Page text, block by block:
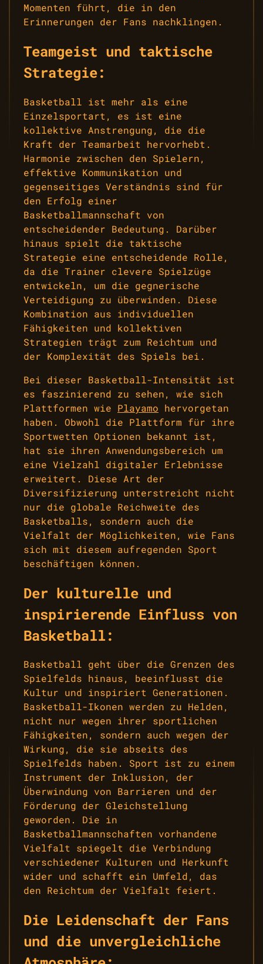
Momenten führt, die in den
Erinnerungen der Fans nachklingen.
Teamgeist und taktische
Strategie:
Basketball ist mehr als eine
Einzelsportart, es ist eine
kollektive Anstrengung, die die
Kraft der Teamarbeit hervorhebt.
Harmonie zwischen den Spielern,
effektive Kommunikation und
gegenseitiges Verständnis sind für
den Erfolg einer
Basketballmannschaft von
entscheidender Bedeutung. Darüber
hinaus spielt die taktische
Strategie eine entscheidende Rolle,
da die Trainer clevere Spielzüge
entwickeln, um die gegnerische
Verteidigung zu überwinden. Diese
Kombination aus individuellen
Fähigkeiten und kollektiven
Strategien trägt zum Reichtum und
der Komplexität des Spiels bei.
Bei dieser Basketball-Intensität ist
es faszinierend zu sehen, wie sich
Plattformen wie Playamo hervorgetan
haben. Obwohl die Plattform für ihre
Sportwetten Optionen bekannt ist,
hat sie ihren Anwendungsbereich um
eine Vielzahl digitaler Erlebnisse
erweitert. Diese Art der
Diversifizierung unterstreicht nicht
nur die globale Reichweite des
Basketballs, sondern auch die
Vielfalt der Möglichkeiten, wie Fans
sich mit diesem aufregenden Sport
beschäftigen können.
Der kulturelle und
inspirierende Einfluss von
Basketball:
Basketball geht über die Grenzen des
Spielfelds hinaus, beeinflusst die
Kultur und inspiriert Generationen.
Basketball-Ikonen werden zu Helden,
nicht nur wegen ihrer sportlichen
Fähigkeiten, sondern auch wegen der
Wirkung, die sie abseits des
Spielfelds haben. Sport ist zu einem
Instrument der Inklusion, der
Überwindung von Barrieren und der
Förderung der Gleichstellung
geworden. Die in
Basketballmannschaften vorhandene
Vielfalt spiegelt die Verbindung
verschiedener Kulturen und Herkunft
wider und schafft ein Umfeld, das
den Reichtum der Vielfalt feiert.
Die Leidenschaft der Fans
und die unvergleichliche